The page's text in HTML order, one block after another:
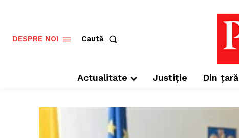
DESPRE NOI Caută
Actualitate Justiție Din țară